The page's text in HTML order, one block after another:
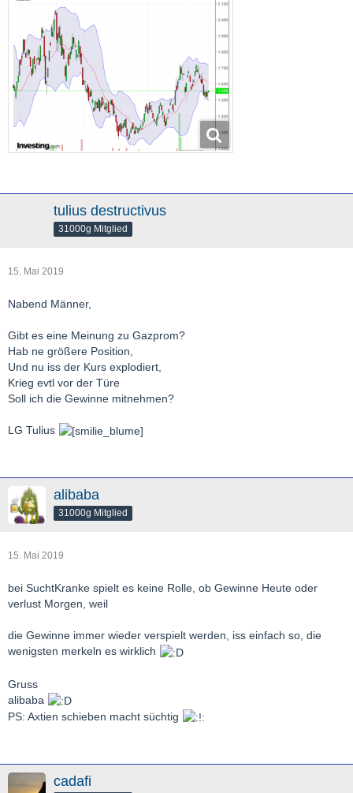
tulius destructivus
31000g Mitglied
15. Mai 2019
Nabend Männer,
Gibt es eine Meinung zu Gazprom?
Hab ne größere Position,
Und nu iss der Kurs explodiert,
Krieg evtl vor der Türe
Soll ich die Gewinne mitnehmen?
LG Tulius
alibaba
31000g Mitglied
15. Mai 2019
bei SuchtKranke spielt es keine Rolle, ob Gewinne Heute oder
verlust Morgen, weil
die Gewinne immer wieder verspielt werden, iss einfach so, die
wenigsten merkeln es wirklich
Gruss
alibaba
PS: Axtien schieben macht süchtig
cadafi